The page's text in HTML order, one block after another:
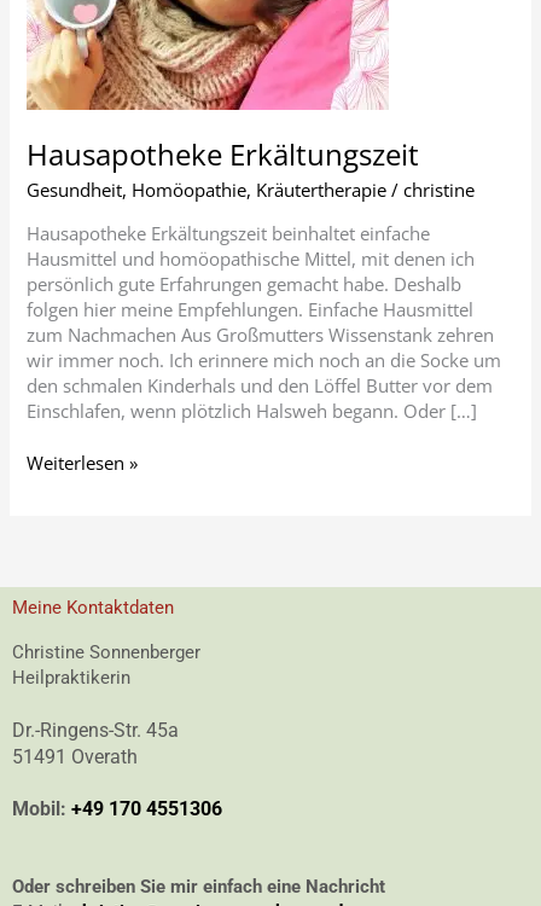
Hausapotheke Erkältungszeit
Gesundheit, Homöopathie, Kräutertherapie /christine
Hausapotheke Erkältungszeit beinhaltet einfache
Hausmittel und homöopathische Mittel, mit denen ich
persönlich gute Erfahrungen gemacht habe. Deshalb
folgen hier meine Empfehlungen. Einfache Hausmittel
zum Nachmachen Aus Großmutters Wissenstank zehren
wir immer noch. Ich erinnere mich noch an die Socke um
den schmalen Kinderhals und den Löffel Butter vor dem
Einschlafen, wenn plötzlich Halsweh begann. Oder […]
Weiterlesen »
Meine Kontaktdaten
Christine Sonnenberger
Heilpraktikerin
Dr.-Ringens-Str. 45a
51491 Overath
Mobil: +49 170 4551306
Oder schreiben Sie mir einfach eine Nachricht